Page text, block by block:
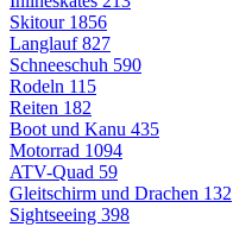
Skitour 1856
Langlauf827
Schneeschuh 590
Rodeln 115
Reiten 182
Boot und Kanu 435
Motorrad 1094
ATV-Quad 59
Gleitschirm und Drachen 132
Sightseeing 398